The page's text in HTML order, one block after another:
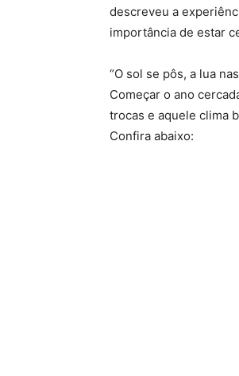
descreveu a
importância de estar
“O sol se pôs, a lua
Começar o ano
trocas e aquele clima
Confira abaixo: